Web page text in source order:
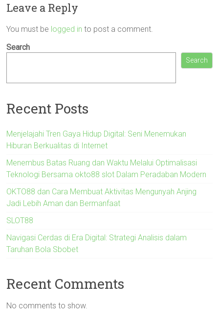
Leave a Reply
You must be logged in to post a comment.
Search
Search
Recent Posts
Menjelajahi Tren Gaya Hidup Digital: Seni Menemukan
Hiburan Berkualitas di Internet
Menembus Batas Ruang dan Waktu Melalui Optimalisasi
Teknologi Bersama okto88 slot Dalam Peradaban Modern
OKTO88 dan Cara Membuat Aktivitas Mengunyah Anjing
Jadi Lebih Aman dan Bermanfaat
SLOT88
Navigasi Cerdas di Era Digital: Strategi Analisis dalam
Taruhan Bola Sbobet
Recent Comments
No comments to show.